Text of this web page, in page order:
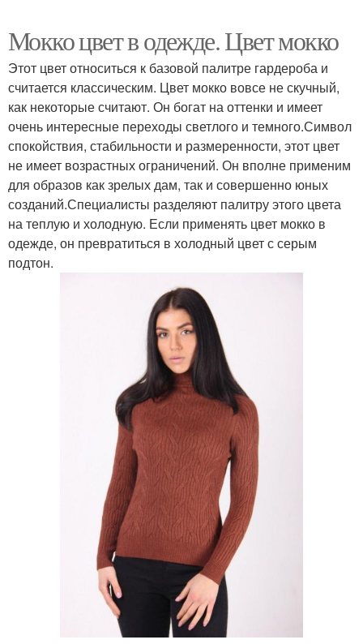
Мокко цвет в одежде. Цвет мокко
Этот цвет относиться к базовой палитре гардероба и
считается классическим. Цвет мокко вовсе не скучный,
как некоторые считают. Он богат на оттенки и имеет
очень интересные переходы светлого и темного.Символ
спокойствия, стабильности и размеренности, этот цвет
не имеет возрастных ограничений. Он вполне применим
для образов как зрелых дам, так и совершенно юных
созданий.Специалисты разделяют палитру этого цвета
на теплую и холодную. Если применять цвет мокко в
одежде, он превратиться в холодный цвет с серым
подтон.